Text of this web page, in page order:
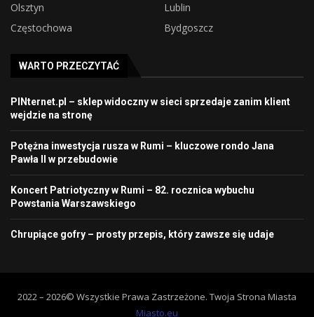
Olsztyn
Lublin
Częstochowa
Bydgoszcz
WARTO PRZECZYTAĆ
PINternet.pl – sklep widoczny w sieci sprzedaje zanim klient
wejdzie na stronę
Potężna inwestycja rusza w Rumi – kluczowe rondo Jana
Pawła II w przebudowie
Koncert Patriotyczny w Rumi – 82. rocznica wybuchu
Powstania Warszawskiego
Chrupiące gofry – prosty przepis, który zawsze się udaje
2022 – 2026© Wszystkie Prawa Zastrzeżone. Twoja Strona Miasta
Miasto.eu